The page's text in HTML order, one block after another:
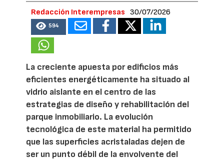
Redacción Interempresas 30/07/2026
594
La creciente apuesta por edificios más
eficientes energéticamente ha situado al
vidrio aislante en el centro de las
estrategias de diseño y rehabilitación del
parque inmobiliario. La evolución
tecnológica de este material ha permitido
que las superficies acristaladas dejen de
ser un punto débil de la envolvente del